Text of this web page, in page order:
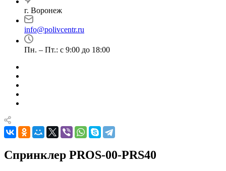
г. Воронеж
info@polivcentr.ru
Пн. – Пт.: с 9:00 до 18:00
Спринклер PROS-00-PRS40